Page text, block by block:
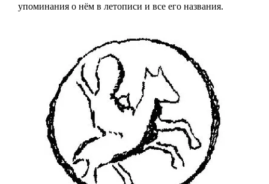
упоминания о нём в летописи и все его названия.